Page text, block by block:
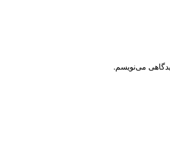
می‌نویسم.